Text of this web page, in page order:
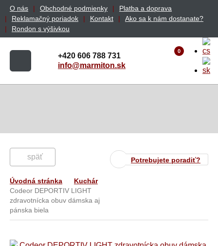
O nás Obchodné podmienky
Platba a doprava
Reklamačný poriadok
Kontakt
Ako sa k nám dostanate?
Rondon s výšivkou
+420 606 788 731
info@marmiton.sk
0
Potrebujete poradiť?
späť
Úvodná stránka
Kuchár
Codeor DEPORTIV LIGHT
zdravotnícka obuv dámska aj
pánska biela